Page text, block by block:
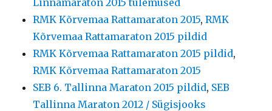
RMK Kõrvemaa Rattamaraton 2015,RMK
Kõrvemaa Rattamaraton 2015 pildid
RMK Kõrvemaa Rattamaraton 2015 pildid,
RMK Kõrvemaa Rattamaraton 2015
SEB 6. Tallinna Maraton 2015 pildid, SEB
Tallinna Maraton 2012 / Sügisjooks